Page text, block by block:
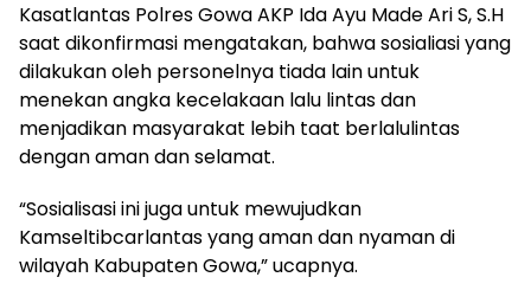
Kasatlantas Polres Gowa AKP Ida Ayu Made Ari S, S.H
saat dikonfirmasi mengatakan, bahwa sosialiasi yang
dilakukan oleh personelnya tiada lain untuk
menekan angka kecelakaan lalu lintas dan
menjadikan masyarakat lebih taat berlalulintas
dengan aman dan selamat.
“Sosialisasi ini juga untuk mewujudkan
Kamseltibcarlantas yang aman dan nyaman di
wilayah Kabupaten Gowa,” ucapnya.